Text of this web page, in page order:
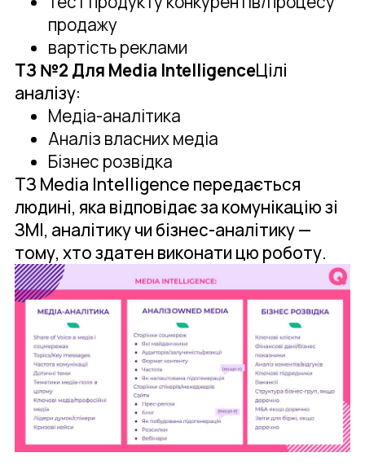
продажу
вартість реклами
ТЗ №2 Для Media IntelligenceЦілі
аналізу:
Медіа-аналітика
Аналіз власних медіа
Бізнес розвідка
ТЗ Media Intelligence передається
людині, яка відповідає за комунікацію зі
ЗМІ, аналітику чи бізнес-аналітику —
тому, хто здатен виконати цю роботу.